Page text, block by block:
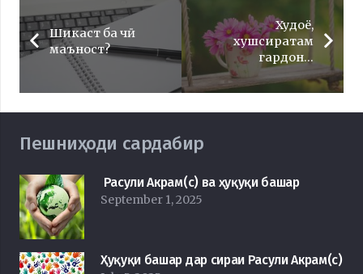
Шикаст ба чӣ
маъност?
Худоё,
хушсиратам
гардон…
Пешниҳоди сардабир
Расули Акрам(с) ва ҳуқуқи башар
September 1, 2025
Ҳуқуқи башар дар сираи Расули Акрам(с)